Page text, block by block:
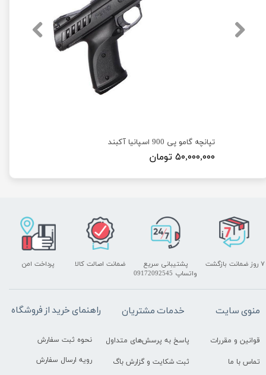
تپانچه گامو پی 900 اسپانیا آکبند
۵۰,۰۰۰,۰۰۰ تومان
پشتیبانی سریع
واتساپ 09172092545
پرداخت امن ۷ روز ضمانت بازگشت ضمانت اصالت کالا
راهنمای خرید از فروشگاه
نحوه ثبت سفارش
رویه ارسال سفارش
خدمات مشتریان
پاسخ به پرسش‌های متداول
ثبت شکایت و گزارش باگ
منوی سایت
قوانین و مقررات
تماس با ما